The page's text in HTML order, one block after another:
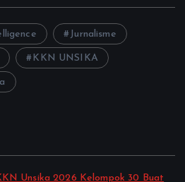
Jurnalisme
KKN UNSIKA
Unsika 2026 Kelompok 30 Buat